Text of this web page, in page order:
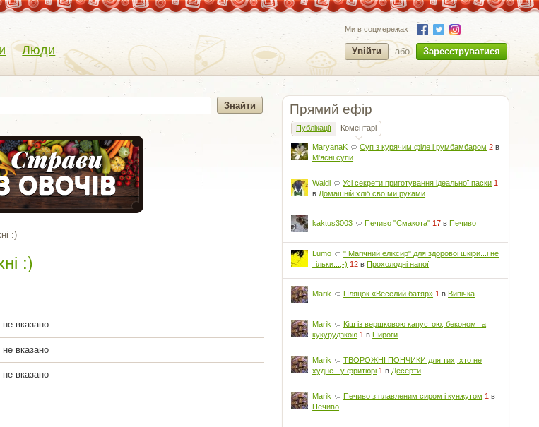
Люди
Ми в соцмережах
Увійти або Зареєструватися
Прямий ефір
Публікації Коментарі
MaryanaK Суп з курячим філе і румбамбаром 2 в
М'ясні супи
Waldi Усі секрети приготування ідеальної паски 1
в Домашній хліб своїми руками
kaktus3003 Печиво "Смакота" 17 вПечиво
Lumo
" Магічний еліксир" для здоровоі шкіри...і не
тільки...;-) 12 вПрохолодні напої
Marik Пляцок «Веселий батяр» 1 вВипічка
Marik
Кіш із вершковою капустою, беконом та
кукурудзкою 1 вПироги
Marik
ТВОРОЖНІ ПОНЧИКИ для тих, хто не
худне - у фритюрі 1 в Десерти
Marik Печиво з плавленим сиром і кунжутом 1 в
Печиво
:)
:)
не вказано
не вказано
не вказано